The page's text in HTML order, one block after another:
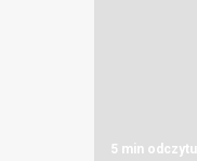
5 min odczytu